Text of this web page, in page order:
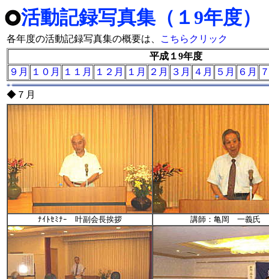
活動記録写真集（１9年度）
各年度の活動記録写真集の概要は、
こちらクリック
平成１9年度
９月
１０月 １１月 １２月 １月 ２月 ３月 ４月 ５月 ６月
◆７月
ﾅｲﾄｾﾐﾅｰ 叶副会長挨拶 講師：亀岡 一義氏